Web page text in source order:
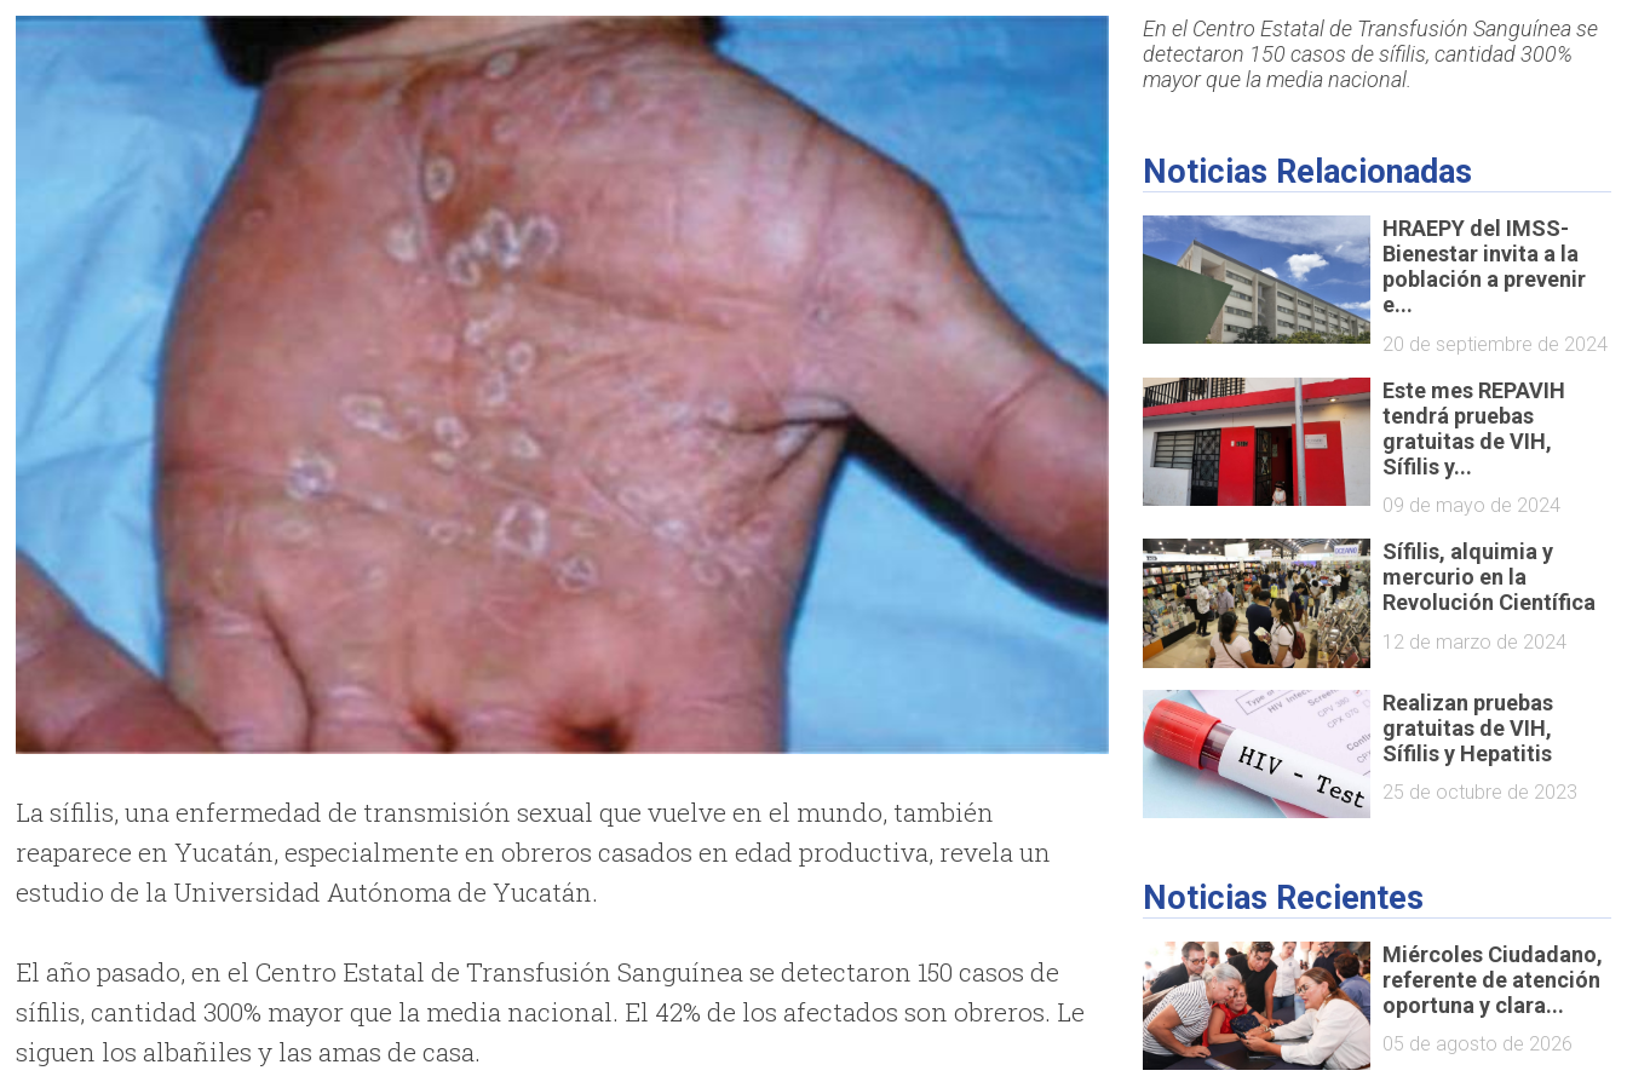
La sífilis, una enfermedad de transmisión sexual que vuelve en el mundo, también
reaparece en Yucatán, especialmente en obreros casados en edad productiva, revela un
estudio de la Universidad Autónoma de Yucatán.
El año pasado, en el Centro Estatal de Transfusión Sanguínea se detectaron 150 casos de
sífilis, cantidad 300% mayor que la media nacional. El 42% de los afectados son obreros. Le
siguen los albañiles y las amas de casa.
En el Centro Estatal de Transfusión Sanguínea se
detectaron 150 casos de sífilis, cantidad 300%
mayor que la media nacional.
Noticias Relacionadas
HRAEPY del IMSS-
Bienestar invita a la
población a prevenir
e...
20 de septiembre de 2024
Este mes REPAVIH
tendrá pruebas
gratuitas de VIH,
Sífilis y...
09 de mayo de 2024
Sífilis, alquimia y
mercurio en la
Revolución Científica
12 de marzo de 2024
Realizan pruebas
gratuitas de VIH,
Sífilis y Hepatitis
25 de octubre de 2023
Noticias Recientes
Miércoles Ciudadano,
referente de atención
oportuna y clara...
05 de agosto de 2026